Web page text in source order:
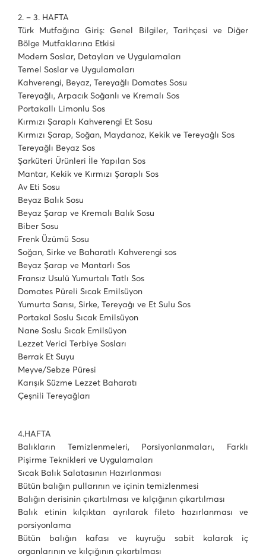
2. – 3. HAFTA
Türk Mutfağına Giriş: Genel Bilgiler, Tarihçesi ve Diğer
Bölge Mutfaklarına Etkisi
Modern Soslar, Detayları ve Uygulamaları
Temel Soslar ve Uygulamaları
Kahverengi, Beyaz, Tereyağlı Domates Sosu
Tereyağlı, Arpacık Soğanlı ve Kremalı Sos
Portakallı Limonlu Sos
Kırmızı Şaraplı Kahverengi Et Sosu
Kırmızı Şarap, Soğan, Maydanoz, Kekik ve Tereyağlı Sos
Tereyağlı Beyaz Sos
Şarküteri Ürünleri İle Yapılan Sos
Mantar, Kekik ve Kırmızı Şaraplı Sos
Av Eti Sosu
Beyaz Balık Sosu
Beyaz Şarap ve Kremalı Balık Sosu
Biber Sosu
Frenk Üzümü Sosu
Soğan, Sirke ve Baharatlı Kahverengi sos
Beyaz Şarap ve Mantarlı Sos
Fransız Usulü Yumurtalı Tatlı Sos
Domates Püreli Sıcak Emilsüyon
Yumurta Sarısı, Sirke, Tereyağı ve Et Sulu Sos
Portakal Soslu Sıcak Emilsüyon
Nane Soslu Sıcak Emilsüyon
Lezzet Verici Terbiye Sosları
Berrak Et Suyu
Meyve/Sebze Püresi
Karışık Süzme Lezzet Baharatı
Çeşnili Tereyağları
4.HAFTA
Balıkların Temizlenmeleri, Porsiyonlanmaları, Farklı
Pişirme Teknikleri ve Uygulamaları
Sıcak Balık Salatasının Hazırlanması
Bütün balığın pullarının ve içinin temizlenmesi
Balığın derisinin çıkartılması ve kılçığının çıkartılması
Balık etinin kılçıktan ayrılarak fileto hazırlanması ve
porsiyonlama
Bütün balığın kafası ve kuyruğu sabit kalarak iç
organlarının ve kılçığının çıkartılması